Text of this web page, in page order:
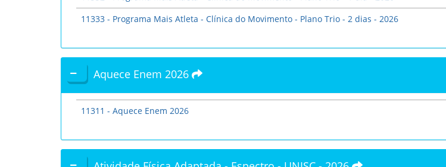
11333 - Programa Mais Atleta - Clínica do Movimento - Plano Trio - 2 dias - 2026
Aquece Enem 2026
11311 - Aquece Enem 2026